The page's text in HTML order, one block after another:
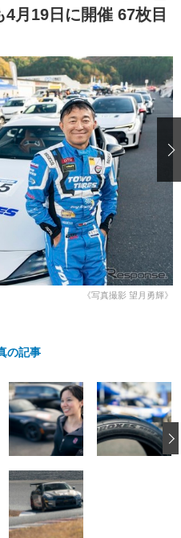
四国
沖縄
愛車 File
ストップ！不具合修理＆粗悪修理
洗車
コーティング
防錆
カーメーカー「旧車」関連プロジェ
クト
プロショップ検索
コラム
月19日に開催 67枚目
《写真撮影 望月勇輝》
の記事